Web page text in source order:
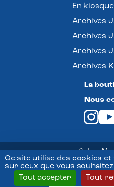
Ce site utilise des cookies
sur ceux que vous
Tout accepter
Tout
En
Archives
Archives
Archives
Archives
La
Nous
© Jazz
Mentions
Conditions